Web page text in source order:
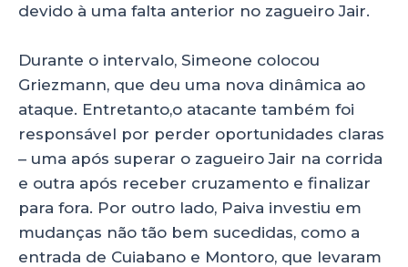
devido à uma falta anterior no zagueiro Jair.
Durante o intervalo, Simeone colocou
Griezmann, que deu uma nova dinâmica ao
ataque. Entretanto,o atacante também foi
responsável por perder oportunidades claras
– uma após superar o zagueiro Jair na corrida
e outra após receber cruzamento e finalizar
para fora. Por outro lado, Paiva investiu em
mudanças não tão bem sucedidas, como a
entrada de Cuiabano e Montoro, que levaram